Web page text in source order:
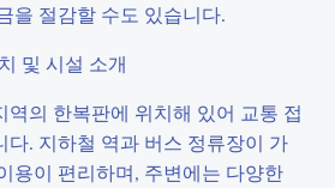
을 절감할 수도 있습니다.
및 시설 소개
역의 한복판에 위치해 있어 교통 접
다. 지하철 역과 버스 정류장이 가
용이 편리하며, 주변에는 다양한